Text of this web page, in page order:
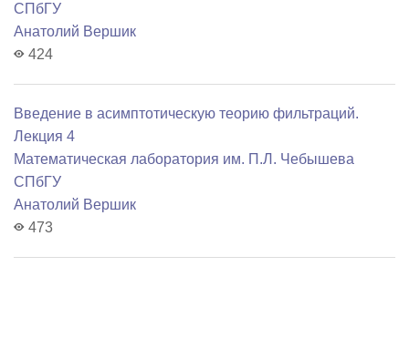
СПбГУ
Анатолий Вершик
424
Введение в асимптотическую теорию фильтраций.
Лекция 4
Математичеcкая лаборатория им. П.Л. Чебышева
СПбГУ
Анатолий Вершик
473